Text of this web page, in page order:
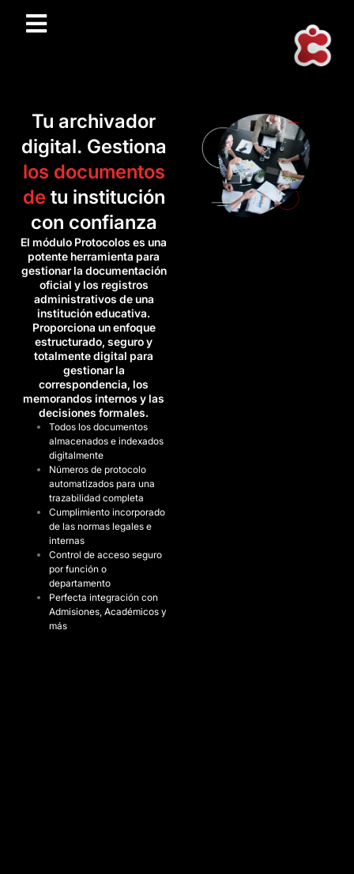
Tu archivador
digital. Gestiona
los documentos
de tu institución
con confianza
El módulo Protocolos es una
potente herramienta para
gestionar la documentación
oficial y los registros
administrativos de una
institución educativa.
Proporciona un enfoque
estructurado, seguro y
totalmente digital para
gestionar la
correspondencia, los
memorandos internos y las
decisiones formales.
Todos los documentos
almacenados e indexados
digitalmente
Números de protocolo
automatizados para una
trazabilidad completa
Cumplimiento incorporado
de las normas legales e
internas
Control de acceso seguro
por función o
departamento
Perfecta integración con
Admisiones, Académicos y
más